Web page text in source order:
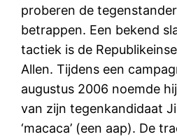
proberen de
betrappen. Een bekend
tactiek is de
Allen. Tijdens een
augustus 2006 noemde
van zijn tegenkandidaat
‘macaca’ (een aap). De